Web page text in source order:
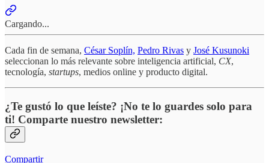
Cargando...
Cada fin de semana, César Soplín, Pedro Rivas y José Kusunoki
seleccionan lo más relevante sobre inteligencia artificial, CX,
tecnología, startups, medios online y producto digital.
¿Te gustó lo que leíste? ¡No te lo guardes solo para
ti! Comparte nuestro newsletter:
Compartir